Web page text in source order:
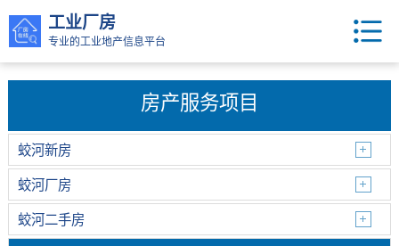
工业厂房
专业的工业地产信息平台
房产服务项目
蛟河新房
蛟河厂房
蛟河二手房